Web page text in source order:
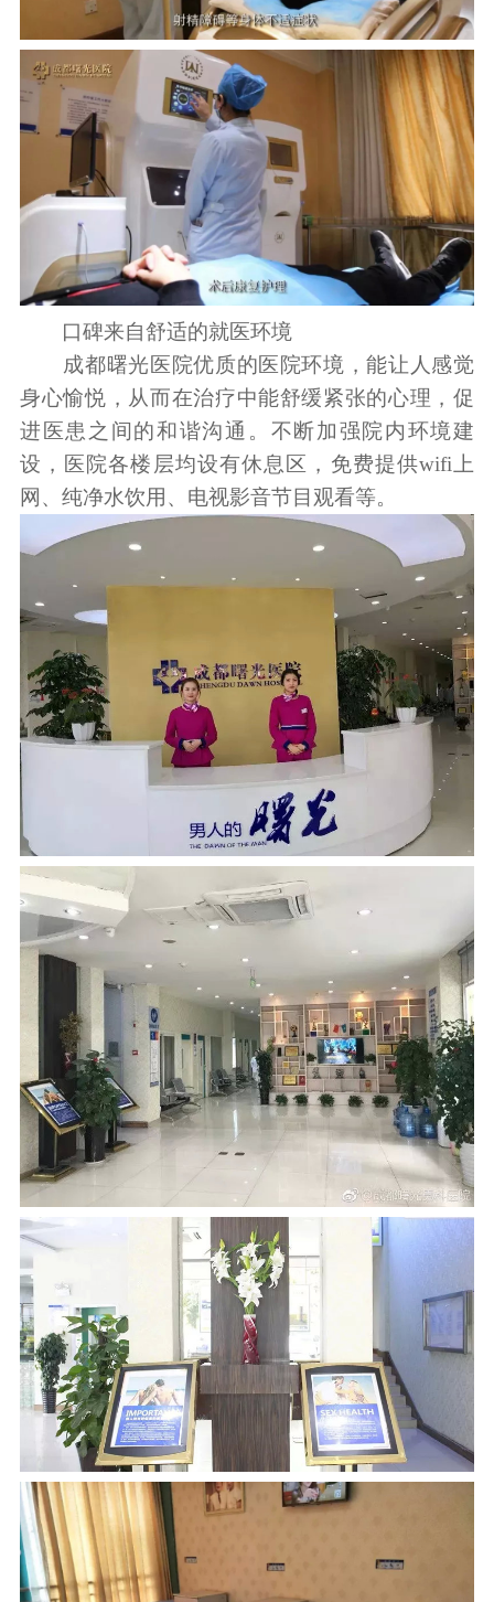
口碑来自舒适的就医环境
成都曙光医院优质的医院环境，能让人感觉
身心愉悦，从而在治疗中能舒缓紧张的心理，促
进医患之间的和谐沟通。不断加强院内环境建
设，医院各楼层均设有休息区，免费提供wifi上
网、纯净水饮用、电视影音节目观看等。